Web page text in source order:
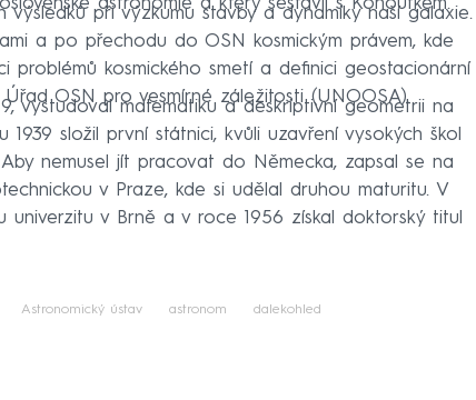
astronomie a který sestavil s Kohoutkem.
výsledků při výzkumu stavby a dynamiky naší galaxie.
a po přechodu do OSN kosmickým právem, kde
problémů kosmického smetí a definici geostacionární
OSN pro vesmírné záležitosti (UNOOSA).
vystudoval matematiku a deskriptivní geometrii na
1939 složil první státnici, kvůli uzavření vysokých škol
nemusel jít pracovat do Německa, zapsal se na
v Praze, kde si udělal druhou maturitu. V
univerzitu v Brně a v roce 1956 získal doktorský titul
Astronomický ústav astronom dalekohled